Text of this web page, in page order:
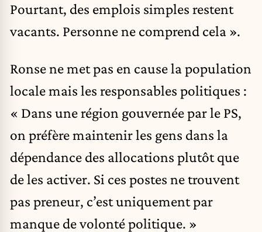
Pourtant, des emplois simples restent
vacants. Personne ne comprend cela ».
Ronse ne met pas en cause la population
locale mais les responsables politiques :
« Dans une région gouvernée par le PS,
on préfère maintenir les gens dans la
dépendance des allocations plutôt que
de les activer. Si ces postes ne trouvent
pas preneur, c’est uniquement par
manque de volonté politique. »